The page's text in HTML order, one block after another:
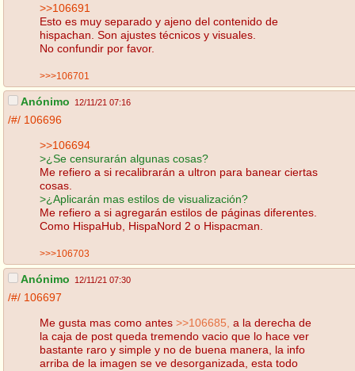
>>106691
Esto es muy separado y ajeno del contenido de
hispachan. Son ajustes técnicos y visuales.
No confundir por favor.
>>>106701
Anónimo 12/11/21 07:16
/#/ 106696
>>106694
>¿Se censurarán algunas cosas?
Me refiero a si recalibrarán a ultron para banear ciertas
cosas.
>¿Aplicarán mas estilos de visualización?
Me refiero a si agregarán estilos de páginas diferentes.
Como HispaHub, HispaNord 2 o Hispacman.
>>>106703
Anónimo 12/11/21 07:30
/#/ 106697
Me gusta mas como antes >>106685, a la derecha de
la caja de post queda tremendo vacio que lo hace ver
bastante raro y simple y no de buena manera, la info
arriba de la imagen se ve desorganizada, esta todo